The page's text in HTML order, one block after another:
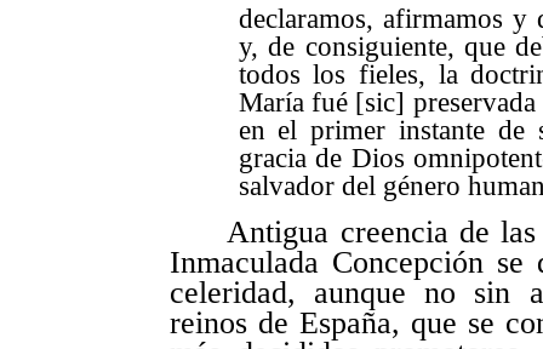
declaramos, afirmamos
y, de consiguiente, que
todos los fieles, la
María fué [sic]
en el primer instante
gracia de Dios
salvador del género
Antigua creencia de
Inmaculada Concepción
celeridad, aunque no sin
reinos de España, que se